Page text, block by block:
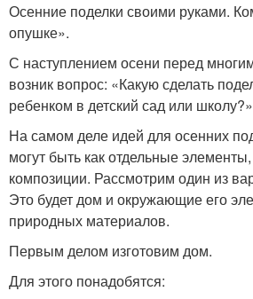
Осенние поделки своими руками.
опушке».
С наступлением осени перед
возник вопрос: «Какую сделать
ребенком в детский сад или
На самом деле идей для осенних
могут быть как отдельные
композиции. Рассмотрим один из
Это будет дом и окружающие его
природных материалов.
Первым делом изготовим дом.
Для этого понадобятся: